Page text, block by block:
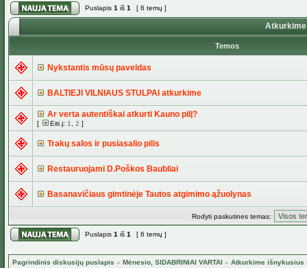
Puslapis 1 iš 1 [ 6 temų ]
Temos
Nykstantis mūsų paveldas
BALTIEJI VILNIAUS STULPAI atkurkime
Ar verta autentiškai atkurti Kauno pilį?
[ Eiti į: 1 2 ]
Trakų salos ir pusiasalio pilis
Restauruojami D.Poškos Baubliai
Basanavičiaus gimtinėje Tautos atgimimo ąžuolynas
Rodyti paskutines temas:
Puslapis 1 iš 1 [ 6 temų ]
Pagrindinis diskusijų puslapis » Mėnesio, SIDABRINIAI VARTAI » Atkurkime išnykusius